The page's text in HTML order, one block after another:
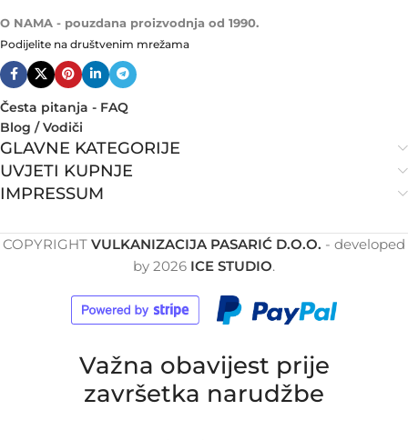
O NAMA - pouzdana proizvodnja od 1990.
Podijelite na društvenim mrežama
Česta pitanja - FAQ
Blog / Vodiči
GLAVNE KATEGORIJE
UVJETI KUPNJE
IMPRESSUM
COPYRIGHT VULKANIZACIJA PASARIĆ D.O.O. - developed
by 2026 ICE STUDIO.
Važna obavijest prije
završetka narudžbe